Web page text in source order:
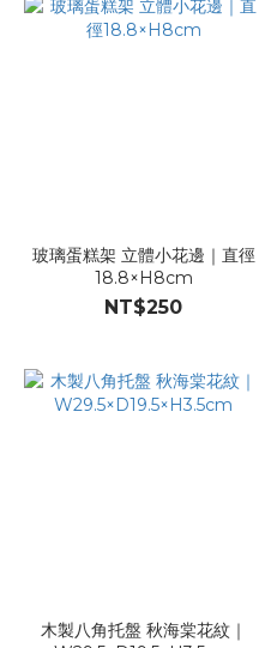
玻璃蛋糕架 立體小花邊｜直徑
18.8×H8cm
NT$250
木製八角托盤 秋海棠花紋｜